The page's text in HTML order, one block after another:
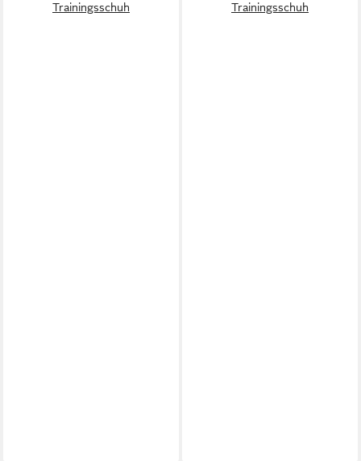
Trainingsschuh
Trainingsschuh